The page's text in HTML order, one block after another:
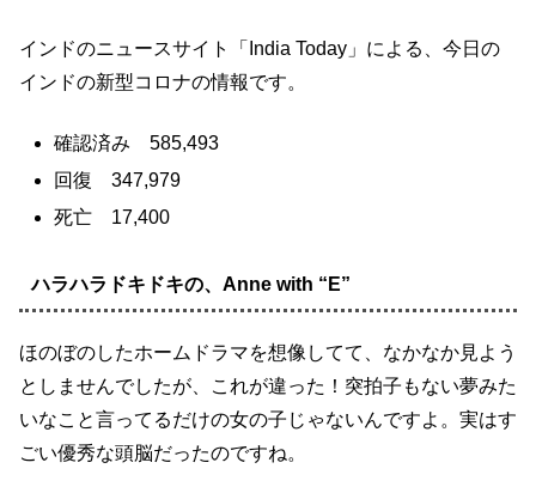
インドのニュースサイト「India Today」による、今日の
インドの新型コロナの情報です。
確認済み 585,493
回復 347,979
死亡 17,400
ハラハラドキドキの、Anne with “E”
ほのぼのしたホームドラマを想像してて、なかなか見よう
としませんでしたが、これが違った！突拍子もない夢みた
いなこと言ってるだけの女の子じゃないんですよ。実はす
ごい優秀な頭脳だったのですね。